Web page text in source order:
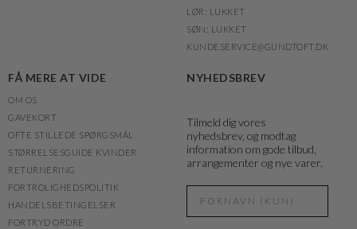
LØR: LUKKET
SØN: LUKKET
KUNDESERVICE@GUNDTOFT.DK
FÅ MERE AT VIDE
OM OS
GAVEKORT
OFTE STILLEDE SPØRGSMÅL
STØRRELSESGUIDE KVINDER
RETURNERING
FORTROLIGHEDSPOLITIK
HANDELSBETINGELSER
FORTRYD ORDRE
NYHEDSBREV
Tilmeld dig vores
nyhedsbrev, og modtag
information om gode tilbud,
arrangementer og nye varer.